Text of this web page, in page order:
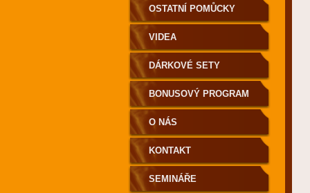
OSTATNÍ POMŮCKY
VIDEA
DÁRKOVÉ SETY
BONUSOVÝ PROGRAM
O NÁS
KONTAKT
SEMINÁŘE